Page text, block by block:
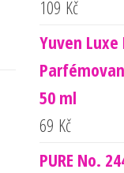
109 Kč
Yuven Luxe
50 ml
69 Kč
PURE No.